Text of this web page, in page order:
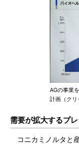
AGの事業
計画（クリ
需要が拡大するプ
コニカミノルタと